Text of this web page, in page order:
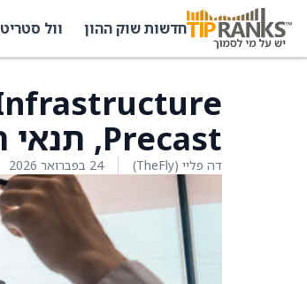
חדשות שוק ההון וול סטריט
Precast, תנאי העסקה לא נחשפו
דה פליי (TheFly) 24 בפברואר 2026